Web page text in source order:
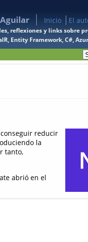
Aguilar Inicio El
reflexiones y links sobre
Entity Framework, C#,
reducir
la
tanto,
abrió en el